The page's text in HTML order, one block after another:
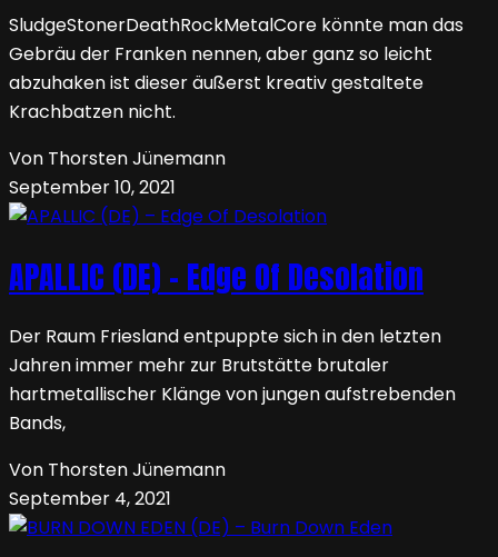
SludgeStonerDeathRockMetalCore könnte man das
Gebräu der Franken nennen, aber ganz so leicht
abzuhaken ist dieser äußerst kreativ gestaltete
Krachbatzen nicht.
Von Thorsten Jünemann
September 10, 2021
APALLIC (DE) – Edge Of Desolation
Der Raum Friesland entpuppte sich in den letzten
Jahren immer mehr zur Brutstätte brutaler
hartmetallischer Klänge von jungen aufstrebenden
Bands,
Von Thorsten Jünemann
September 4, 2021